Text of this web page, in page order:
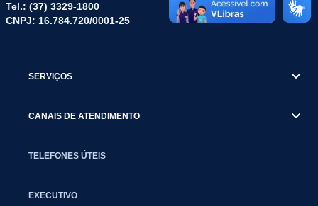
Tel.: (37) 3329-1800
CNPJ: 16.784.720/0001-25
SERVIÇOS
CANAIS DE ATENDIMENTO
TELEFONES ÚTEIS
EXECUTIVO